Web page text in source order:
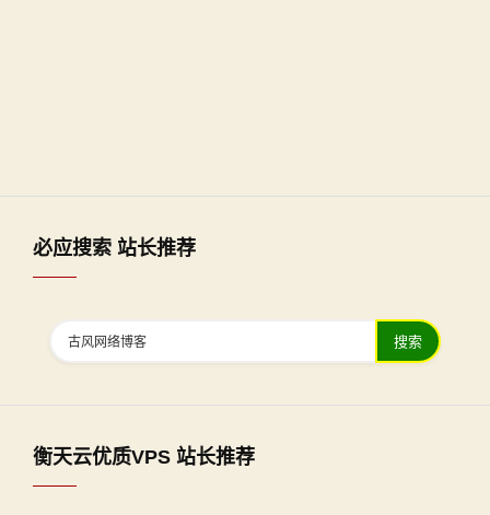
必应搜索 站长推荐
搜索
衡天云优质VPS 站长推荐